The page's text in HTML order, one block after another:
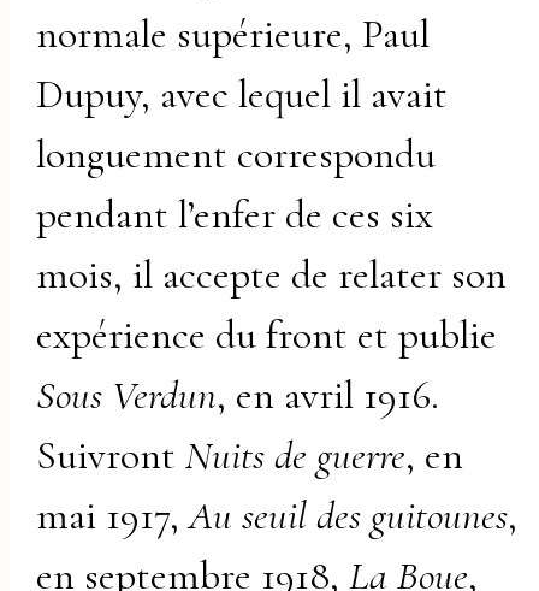
normale supérieure, Paul
Dupuy, avec lequel il avait
longuement correspondu
pendant l’enfer de ces six
mois, il accepte de relater son
expérience du front et publie
Sous Verdun, en avril 1916.
SuivrontNuits de guerre, en
mai 1917,Au seuil des guitounes,
en septembre 1918,La Boue,